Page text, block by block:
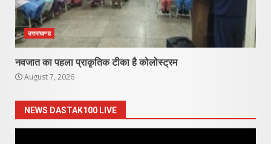
उत्तराखण्ड
नवजात का पहला प्राकृतिक टीका है कोलोस्ट्रम
August 7, 2026
NEWS DASTAK100 LIVE